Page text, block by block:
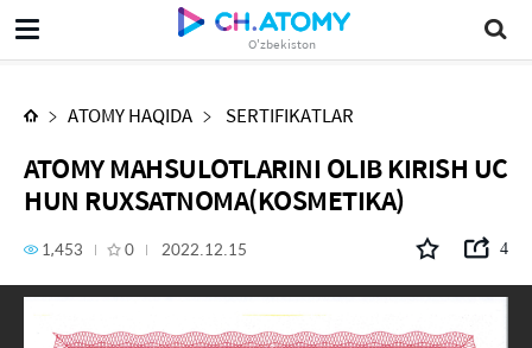
O'zbekiston
ATOMY HAQIDA SERTIFIKATLAR
ATOMY MAHSULOTLARINI OLIB KIRISH UC
HUN RUXSATNOMA(KOSMETIKA)
1,453 0 2022.12.15 4